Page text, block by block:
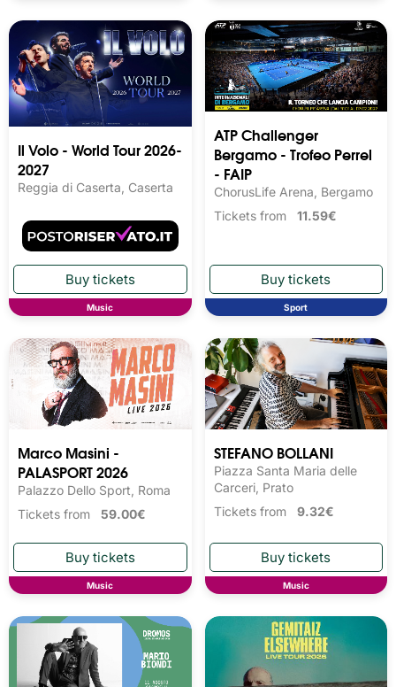
Il Volo - World Tour 2026-
2027
Reggia di Caserta, Caserta
Music
ATP Challenger
Bergamo - Trofeo Perrel
- FAIP
ChorusLife Arena, Bergamo
Tickets from 11.59€
Sport
Marco Masini -
PALASPORT 2026
Palazzo Dello Sport, Roma
Tickets from 59.00€
Music
STEFANO BOLLANI
Piazza Santa Maria delle
Carceri, Prato
Tickets from 9.32€
Music